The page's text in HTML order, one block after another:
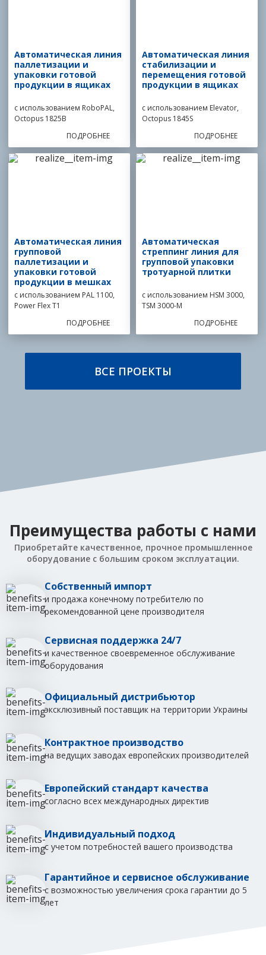
Автоматическая линия
паллетизации и
упаковки готовой
продукции в ящиках
с использованием RoboPAL,
Octopus 1825B
ПОДРОБНЕЕ
Автоматическая линия
стабилизации и
перемещения готовой
продукции в ящиках
с использованием Elevator,
Octopus 1845S
ПОДРОБНЕЕ
Автоматическая линия
групповой
паллетизации и
упаковки готовой
продукции в мешках
с использованием PAL 1100,
Power Flex T1
ПОДРОБНЕЕ
Автоматическая
стреппинг линия для
групповой упаковки
тротуарной плитки
с использованием HSM 3000,
TSM 3000-M
ПОДРОБНЕЕ
ВСЕ ПРОЕКТЫ
Преимущества работы с нами
Приобретайте качественное, прочное промышленное
оборудование с большим сроком эксплуатации.
Собственный импорт
и продажа конечному потребителю по
рекомендованной цене производителя
Сервисная поддержка 24/7
и качественное своевременное обслуживание
оборудования
Официальный дистрибьютор
эксклюзивный поставщик на территории Украины
Контрактное производство
на ведущих заводах европейских производителей
Европейский стандарт качества
согласно всех международных директив
Индивидуальный подход
с учетом потребностей вашего производства
Гарантийное и сервисное обслуживание
с возможностью увеличения срока гарантии до 5
лет